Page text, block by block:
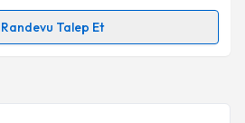
Randevu Talep Et
Talebi